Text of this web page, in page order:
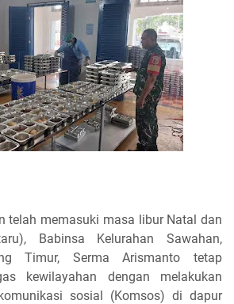
telah memasuki masa libur Natal dan
Babinsa Kelurahan Sawahan,
Timur, Serma Arismanto tetap
kewilayahan dengan melakukan
sosial (Komsos) di dapur